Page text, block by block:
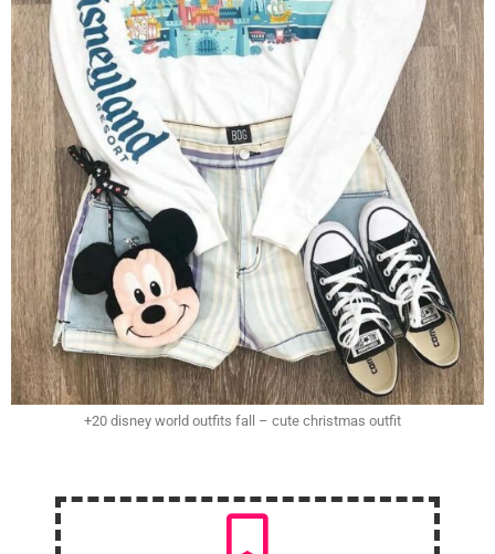
+20 disney world outfits fall – cute christmas outfit